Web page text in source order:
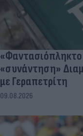
«συνάντηση»
με Γεραπετρίτη
09.08.2026